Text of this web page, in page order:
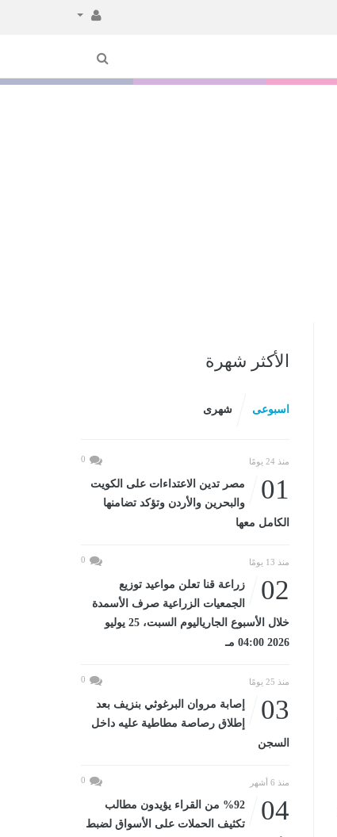
الأكثر شهرة
اسبوعى شهرى
منذ 24 يومًا 0
01
مصر تدين الاعتداءات على الكويت
والبحرين والأردن وتؤكد تضامنها
الكامل معها
منذ 13 يومًا 0
02
زراعة قنا تعلن مواعيد توزيع
الجمعيات الزراعية صرف الأسمدة
خلال الأسبوع الجارياليوم السبت، 25 يوليو
2026 04:00 مـ
منذ 25 يومًا 0
03
إصابة مروان البرغوثي بنزيف بعد
إطلاق رصاصة مطاطية عليه داخل
السجن
منذ 6 أشهر 0
04
%92 من القراء يؤيدون مطالب
تكثيف الحملات على الأسواق لضبط